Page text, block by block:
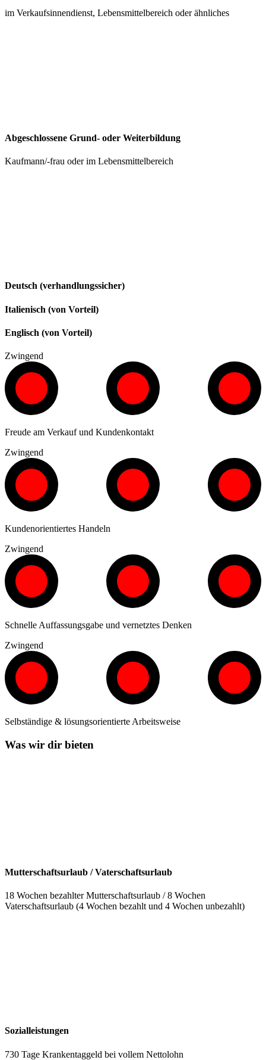
im Verkaufsinnendienst, Lebensmittelbereich oder ähnliches
Abgeschlossene Grund- oder Weiterbildung
Kaufmann/-frau oder im Lebensmittelbereich
Deutsch (verhandlungssicher)
Italienisch (von Vorteil)
Englisch (von Vorteil)
Zwingend
Freude am Verkauf und Kundenkontakt
Zwingend
Kundenorientiertes Handeln
Zwingend
Schnelle Auffassungsgabe und vernetztes Denken
Zwingend
Selbständige & lösungsorientierte Arbeitsweise
Was wir dir bieten
Mutterschaftsurlaub / Vaterschaftsurlaub
18 Wochen bezahlter Mutterschaftsurlaub / 8 Wochen
Vaterschaftsurlaub (4 Wochen bezahlt und 4 Wochen unbezahlt)
Sozialleistungen
730 Tage Krankentaggeld bei vollem Nettolohn